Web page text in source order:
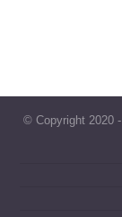
© Copyright 2020 -